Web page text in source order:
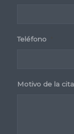
Teléfono
Motivo de la cita